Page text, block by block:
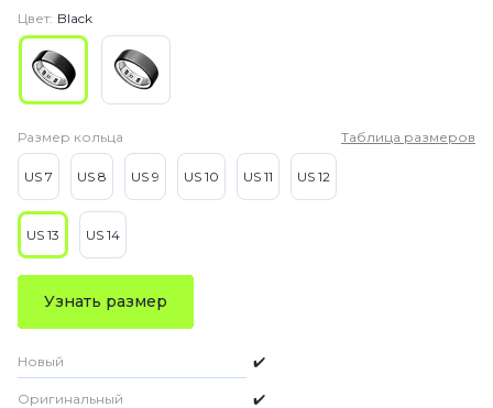
Цвет: Black
Размер кольца Таблица размеров
US 7 US 8 US 9 US 10 US 11 US 12
US 13 US 14
Узнать размер
Новый ✔️
Оригинальный ✔️